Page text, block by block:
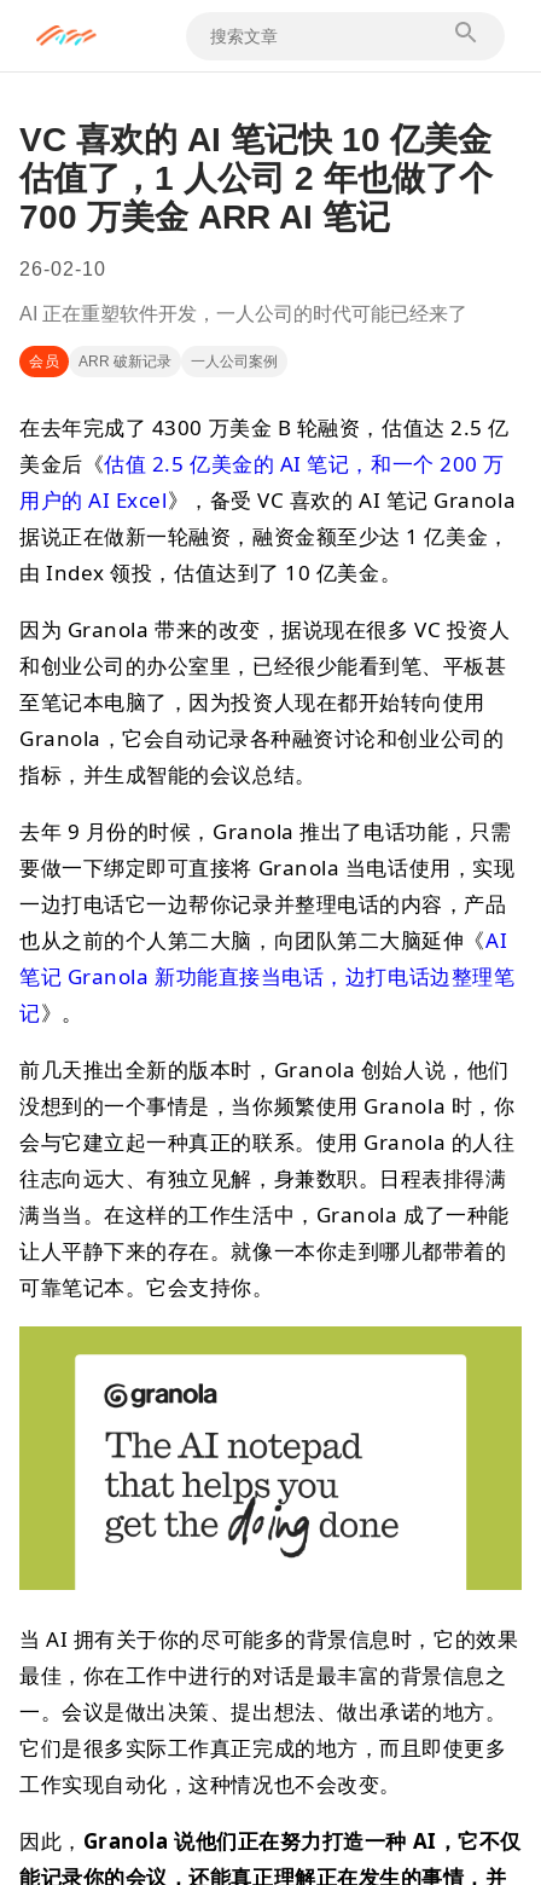
VC 喜欢的 AI 笔记快 10 亿美金
估值了，1 人公司 2 年也做了个
700 万美金 ARR AI 笔记
26-02-10
AI 正在重塑软件开发，一人公司的时代可能已经来了
会员 ARR 破新记录 一人公司案例
在去年完成了 4300 万美金 B 轮融资，估值达 2.5 亿
美金后《估值 2.5 亿美金的 AI 笔记，和一个 200 万
用户的 AI Excel》，备受 VC 喜欢的 AI 笔记 Granola
据说正在做新一轮融资，融资金额至少达 1 亿美金，
由 Index 领投，估值达到了 10 亿美金。
因为 Granola 带来的改变，据说现在很多 VC 投资人
和创业公司的办公室里，已经很少能看到笔、平板甚
至笔记本电脑了，因为投资人现在都开始转向使用
Granola，它会自动记录各种融资讨论和创业公司的
指标，并生成智能的会议总结。
去年 9 月份的时候，Granola 推出了电话功能，只需
要做一下绑定即可直接将 Granola 当电话使用，实现
一边打电话它一边帮你记录并整理电话的内容，产品
也从之前的个人第二大脑，向团队第二大脑延伸《AI
笔记 Granola 新功能直接当电话，边打电话边整理笔
记》。
前几天推出全新的版本时，Granola 创始人说，他们
没想到的一个事情是，当你频繁使用 Granola 时，你
会与它建立起一种真正的联系。使用 Granola 的人往
往志向远大、有独立见解，身兼数职。日程表排得满
满当当。在这样的工作生活中，Granola 成了一种能
让人平静下来的存在。就像一本你走到哪儿都带着的
可靠笔记本。它会支持你。
当 AI 拥有关于你的尽可能多的背景信息时，它的效果
最佳，你在工作中进行的对话是最丰富的背景信息之
一。会议是做出决策、提出想法、做出承诺的地方。
它们是很多实际工作真正完成的地方，而且即使更多
工作实现自动化，这种情况也不会改变。
因此， Granola 说他们正在努力打造一种 AI，它不仅
能记录你的会议，还能真正理解正在发生的事情，并